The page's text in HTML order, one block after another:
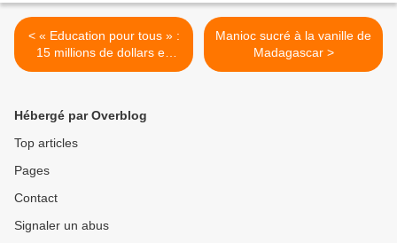
< « Education pour tous » :
15 millions de dollars en
faveur de l’éducation des
Manioc sucré à la vanille de
Madagascar >
Hébergé par Overblog
Top articles
Pages
Contact
Signaler un abus